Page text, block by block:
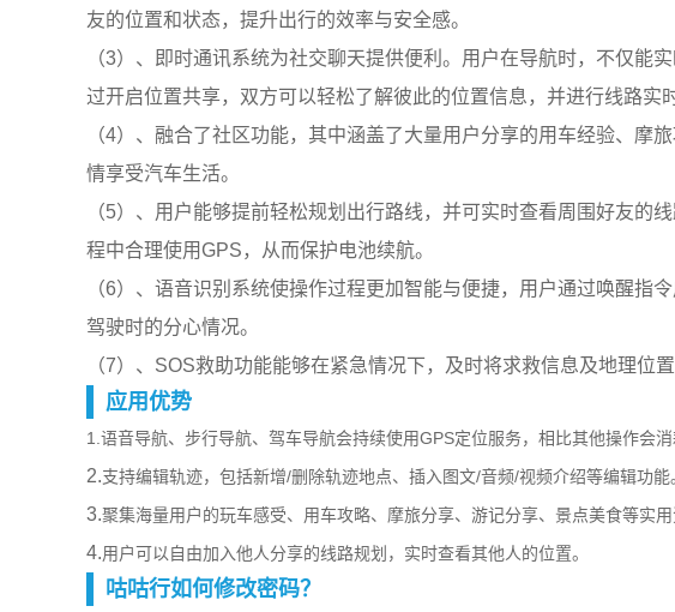
友的位置和状态，提升出行的效率与安全感。
（3）、即时通讯系统为社交聊天提供便利。用户在导航时，不仅能
过开启位置共享，双方可以轻松了解彼此的位置信息，并进行线路实
（4）、融合了社区功能，其中涵盖了大量用户分享的用车经验、摩
情享受汽车生活。
（5）、用户能够提前轻松规划出行路线，并可实时查看周围好友的
程中合理使用GPS，从而保护电池续航。
（6）、语音识别系统使操作过程更加智能与便捷，用户通过唤醒指
驾驶时的分心情况。
（7）、SOS救助功能能够在紧急情况下，及时将求救信息及地理位
应用优势
1. 语音导航、步行导航、驾车导航会持续使用GPS定位服务，相比其他操作会
2.支持编辑轨迹，包括新增/删除轨迹地点、插入图文/音频/视频介绍等编辑功能
3.聚集海量用户的玩车感受、用车攻略、摩旅分享、游记分享、景点美食等实
4.用户可以自由加入他人分享的线路规划，实时查看其他人的位置。
咕咕行如何修改密码？